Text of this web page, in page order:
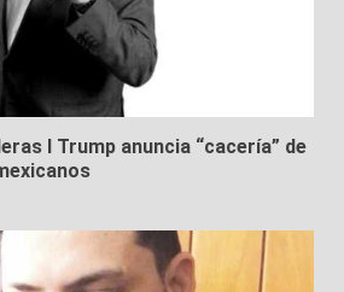
I Trump anuncia “cacería” de